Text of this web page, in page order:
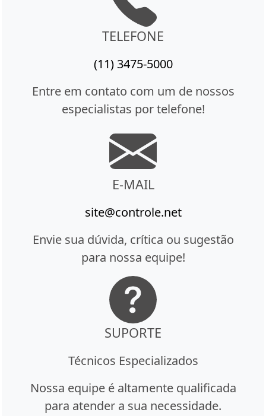
TELEFONE
(11) 3475-5000
Entre em contato com um de nossos
especialistas por telefone!
E-MAIL
site@controle.net
Envie sua dúvida, crítica ou sugestão
para nossa equipe!
SUPORTE
Técnicos Especializados
Nossa equipe é altamente qualificada
para atender a sua necessidade.